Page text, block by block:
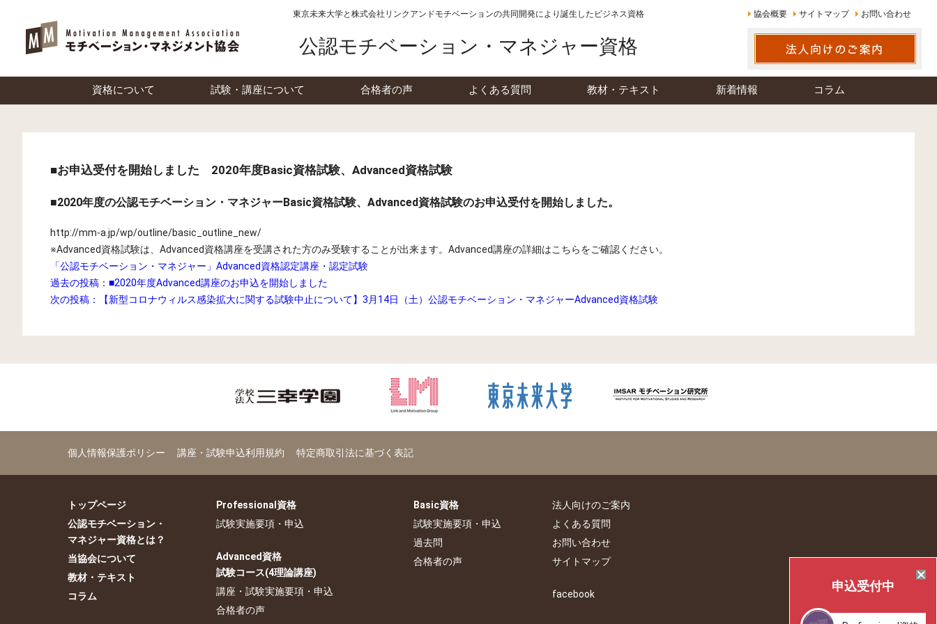
東京未来大学と株式会社リンクアンドモチベーションの共同開発により誕生したビジネス資格 協会概要 サイトマップ お問い合わせ
公認モチベーション・マネジャー資格
資格について 試験・講座について 合格者の声 よくある質問 教材・テキスト 新着情報 コラム
■お申込受付を開始しました 2020年度Basic資格試験、Advanced資格試験
■2020年度の公認モチベーション・マネジャーBasic資格試験、Advanced資格試験のお申込受付を開始しました。
http://mm-a.jp/wp/outline/basic_outline_new/
※Advanced資格試験は、Advanced資格講座を受講された方のみ受験することが出来ます。Advanced講座の詳細はこちらをご確認ください。
「公認モチベーション・マネジャー」Advanced資格認定講座・認定試験
過去の投稿： ■2020年度Advanced講座のお申込を開始しました
次の投稿：
【新型コロナウィルス感染拡大に関する試験中止について】3月14日（土）公認モチベーション・マネジャーAdvanced資格試験
申込受付中
個人情報保護ポリシー 講座・試験申込利用規約 特定商取引法に基づく表記
トップページ
公認モチベーション・
マネジャー資格とは？
当協会について
教材・テキスト
コラム
Professional資格
試験実施要項・申込
Advanced資格
試験コース(4理論講座)
講座・試験実施要項・申込
合格者の声
Basic資格
試験実施要項・申込
過去問
合格者の声
法人向けのご案内
よくある質問
お問い合わせ
サイトマップ
facebook